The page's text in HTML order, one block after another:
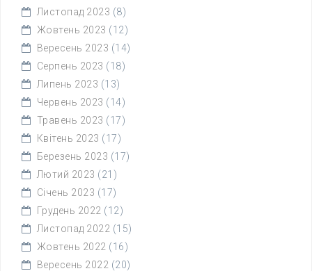
Листопад 2023 (8)
Жовтень 2023 (12)
Вересень 2023 (14)
Серпень 2023 (18)
Липень 2023 (13)
Червень 2023 (14)
Травень 2023 (17)
Квітень 2023 (17)
Березень 2023 (17)
Лютий 2023 (21)
Січень 2023 (17)
Грудень 2022 (12)
Листопад 2022 (15)
Жовтень 2022 (16)
Вересень 2022 (20)